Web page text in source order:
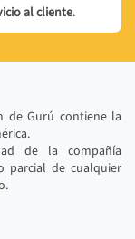
al cliente.
de Gurú contiene la
de la compañía
parcial de cualquier